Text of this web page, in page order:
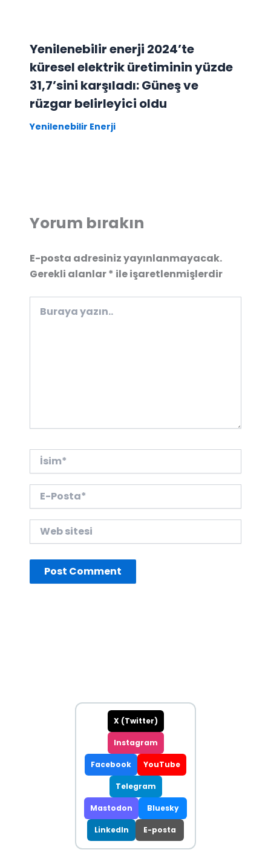
Yenilenebilir enerji 2024’te
küresel elektrik üretiminin yüzde
31,7’sini karşıladı: Güneş ve
rüzgar belirleyici oldu
Yenilenebilir Enerji
Yorum bırakın
E-posta adresiniz yayınlanmayacak.
Gerekli alanlar* ile işaretlenmişlerdir
yazın..
İsim*
Posta*
sitesi
X (Twitter)
Instagram
Facebook YouTube
Telegram
Mastodon Bluesky
LinkedIn E-posta